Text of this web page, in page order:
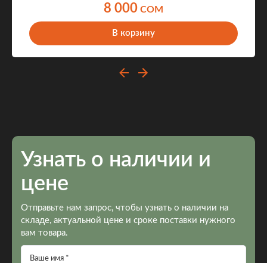
8 000 COM
В корзину
Узнать о наличии и
цене
Отправьте нам запрос, чтобы узнать о наличии на
складе, актуальной цене и сроке поставки нужного
вам товара.
Ваше имя *